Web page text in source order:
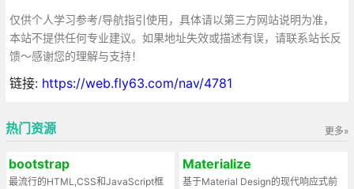
仅供个人学习参考/导航指引使用，具体请以第三方网站说明为准，
本站不提供任何专业建议。如果地址失效或描述有误，请联系站长反
馈～感谢您的理解与支持！
链接: https://web.fly63.com/nav/4781
更多»
热门资源
bootstrap
最流行的HTML,CSS和JavaScript框
Materialize
基于Material Design的现代响应式前